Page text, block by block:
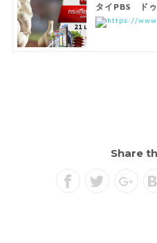
タイPBS ド
https://www.youtube.com/
Share